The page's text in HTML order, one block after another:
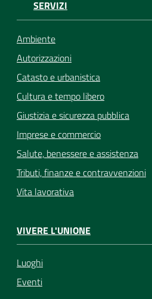
SERVIZI
Ambiente
Autorizzazioni
Catasto e urbanistica
Cultura e tempo libero
Giustizia e sicurezza pubblica
Imprese e commercio
Salute, benessere e assistenza
Tributi, finanze e contravvenzioni
Vita lavorativa
VIVERE L'UNIONE
Luoghi
Eventi